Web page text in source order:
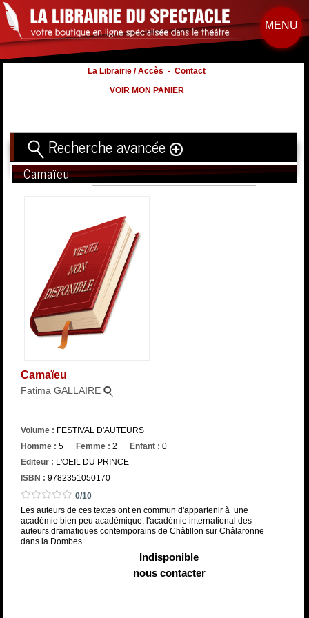
MENU
La Librairie / Accès -Contact
VOIR MON PANIER
Recherche avancée
Titre
Distribution:
Nb. d'hommes :
Nb. Femmes
Nb. Enfants
à
Catégorie
Camaïeu
Camaïeu
Fatima GALLAIRE
Volume : FESTIVAL D'AUTEURS
Homme : 5Femme : 2Enfant : 0
Editeur : L'OEIL DU PRINCE
ISBN : 9782351050170
0/10
Les auteurs de ces textes ont en commun d'appartenir à une
académie bien peu académique, l'académie international des
auteurs dramatiques contemporains de Châtillon sur Châlaronne
dans la Dombes.
Indisponible
nous contacter